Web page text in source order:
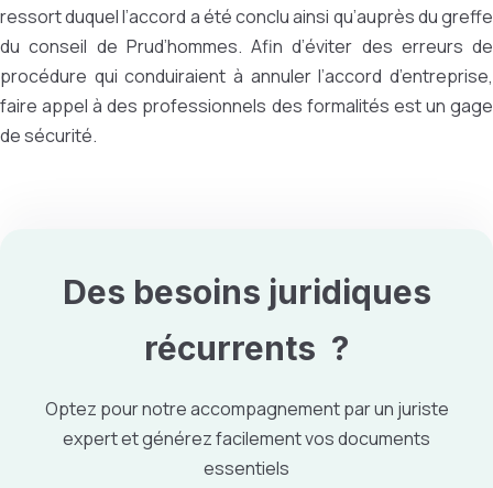
ressort duquel l’accord a été conclu ainsi qu’auprès du greffe
du conseil de Prud’hommes. Afin d’éviter des erreurs de
procédure qui conduiraient à annuler l’accord d’entreprise,
faire appel à des professionnels des formalités est un gage
de sécurité.
Des besoins juridiques
récurrents ?
Optez pour notre accompagnement par un juriste
expert et générez facilement vos documents
essentiels